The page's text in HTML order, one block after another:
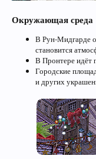
Окружающая среда
В Рун-Мидгарде
становится
В Пронтере идёт
Городские
и других